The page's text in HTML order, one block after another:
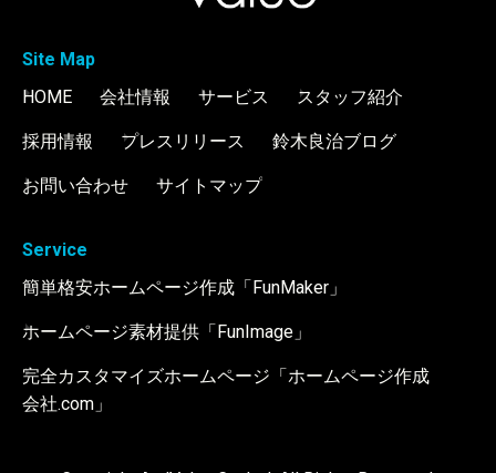
Site Map
HOME
会社情報 サービス スタッフ紹介
採用情報 プレスリリース 鈴木良治ブログ
お問い合わせ サイトマップ
Service
簡単格安ホームページ作成「FunMaker」
ホームページ素材提供「FunImage」
完全カスタマイズホームページ「ホームページ作成
会社.com」